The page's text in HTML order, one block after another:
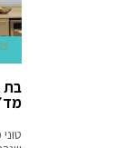
15 ביולי 2026